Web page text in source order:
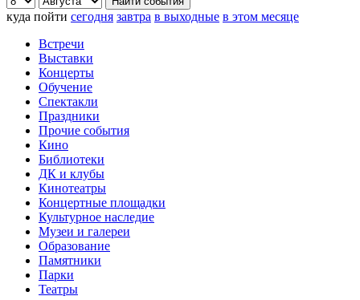
куда пойти сегодня завтра в выходные в этом месяце
Встречи
Выставки
Концерты
Обучение
Спектакли
Праздники
Прочие события
Кино
Библиотеки
ДК и клубы
Кинотеатры
Концертные площадки
Культурное наследие
Музеи и галереи
Образование
Памятники
Парки
Театры